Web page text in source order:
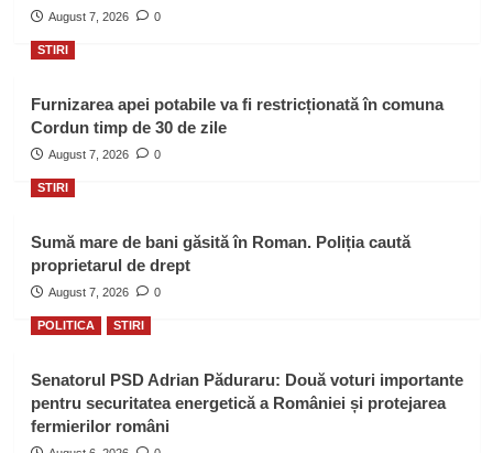
August 7, 2026 0
STIRI
Furnizarea apei potabile va fi restricționată în comuna
Cordun timp de 30 de zile
August 7, 2026 0
STIRI
Sumă mare de bani găsită în Roman. Poliția caută
proprietarul de drept
August 7, 2026 0
POLITICA STIRI
Senatorul PSD Adrian Păduraru: Două voturi importante
pentru securitatea energetică a României și protejarea
fermierilor români